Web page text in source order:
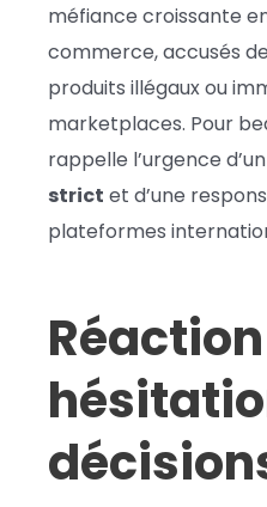
méfiance croissante
commerce, accusés
produits illégaux ou
marketplaces. Pour
rappelle l’urgence d’un
strict et d’une
plateformes
Réaction